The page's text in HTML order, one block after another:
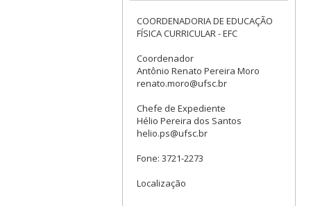
COORDENADORIA DE EDUCAÇÃO
FÍSICA CURRICULAR - EFC
Coordenador
Antônio Renato Pereira Moro
renato.moro@ufsc.br
Chefe de Expediente
Hélio Pereira dos Santos
helio.ps@ufsc.br
Fone: 3721-2273
Localização